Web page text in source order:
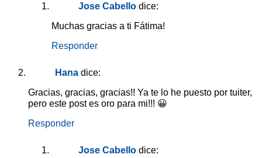
Jose Cabello dice:
Muchas gracias a ti Fátima!
Responder
Hana dice:
Gracias, gracias, gracias!! Ya te lo he puesto por tuiter,
pero este post es oro para mi!!! 😀
Responder
Jose Cabello dice: